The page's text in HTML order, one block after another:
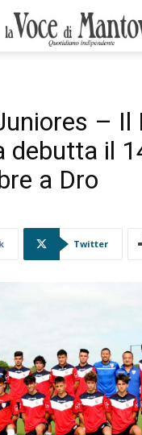
– Il
debutta il
a Dro
Twitter